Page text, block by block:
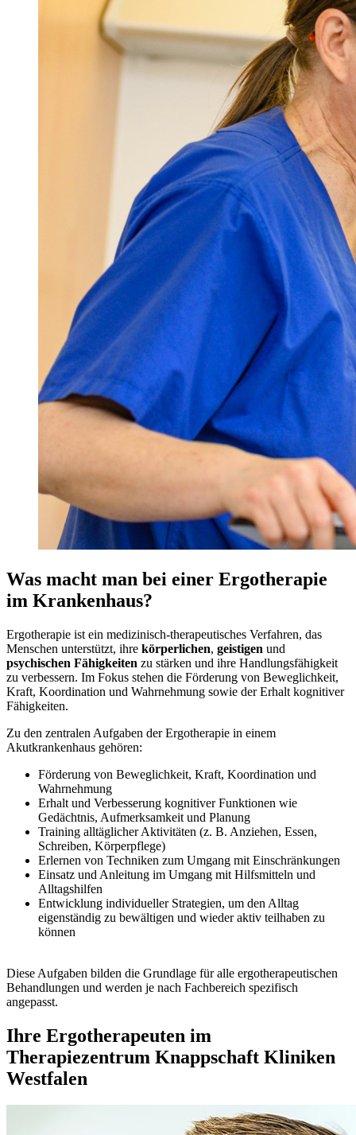
Was macht man bei einer Ergotherapie
im Krankenhaus?
Ergotherapie ist ein medizinisch-therapeutisches Verfahren, das
Menschen unterstützt, ihre körperlichen, geistigen und
psychischen Fähigkeiten zu stärken und ihre Handlungsfähigkeit
zu verbessern. Im Fokus stehen die Förderung von Beweglichkeit,
Kraft, Koordination und Wahrnehmung sowie der Erhalt kognitiver
Fähigkeiten.
Zu den zentralen Aufgaben der Ergotherapie in einem
Akutkrankenhaus gehören:
Förderung von Beweglichkeit, Kraft, Koordination und
Wahrnehmung
Erhalt und Verbesserung kognitiver Funktionen wie
Gedächtnis, Aufmerksamkeit und Planung
Training alltäglicher Aktivitäten (z. B. Anziehen, Essen,
Schreiben, Körperpflege)
Erlernen von Techniken zum Umgang mit Einschränkungen
Einsatz und Anleitung im Umgang mit Hilfsmitteln und
Alltagshilfen
Entwicklung individueller Strategien, um den Alltag
eigenständig zu bewältigen und wieder aktiv teilhaben zu
können
Diese Aufgaben bilden die Grundlage für alle ergotherapeutischen
Behandlungen und werden je nach Fachbereich spezifisch
angepasst.
Ihre Ergotherapeuten im
Therapiezentrum Knappschaft Kliniken
Westfalen